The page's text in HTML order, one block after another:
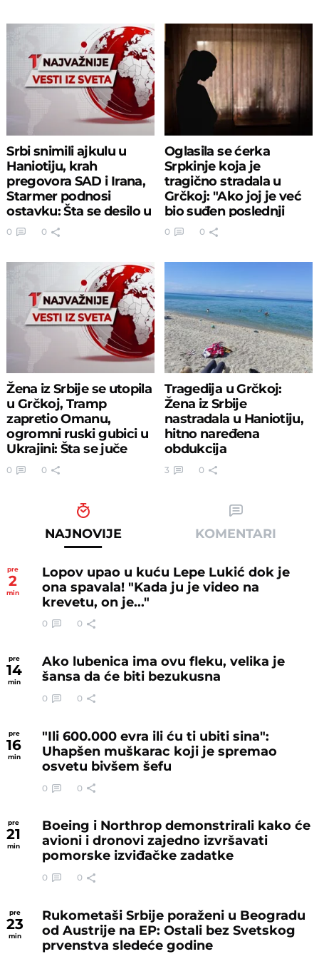
Srbi snimili ajkulu u
Haniotiju, krah
pregovora SAD i Irana,
Starmer podnosi
ostavku: Šta se desilo u
svetu?
0 0
Oglasila se ćerka
Srpkinje koja je
tragično stradala u
Grčkoj: "Ako joj je već
bio suđen poslednji
dan..."
0 0
Žena iz Srbije se utopila
u Grčkoj, Tramp
zapretio Omanu,
ogromni ruski gubici u
Ukrajini: Šta se juče
desilo?
0 0
Tragedija u Grčkoj:
Žena iz Srbije
nastradala u Haniotiju,
hitno naređena
obdukcija
3 0
NAJNOVIJE KOMENTARI
pre
2
min
Lopov upao u kuću Lepe Lukić dok je
ona spavala! "Kada ju je video na
krevetu, on je..."
0 0
pre
14
min
Ako lubenica ima ovu fleku, velika je
šansa da će biti bezukusna
0 0
pre
16
min
"Ili 600.000 evra ili ću ti ubiti sina":
Uhapšen muškarac koji je spremao
osvetu bivšem šefu
0 0
pre
21
min
Boeing i Northrop demonstrirali kako će
avioni i dronovi zajedno izvršavati
pomorske izviđačke zadatke
0 0
pre
23
min
Rukometaši Srbije poraženi u Beogradu
od Austrije na EP: Ostali bez Svetskog
prvenstva sledeće godine